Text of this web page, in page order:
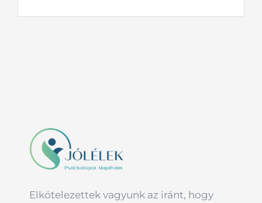
Elkötelezettek vagyunk az iránt, hogy